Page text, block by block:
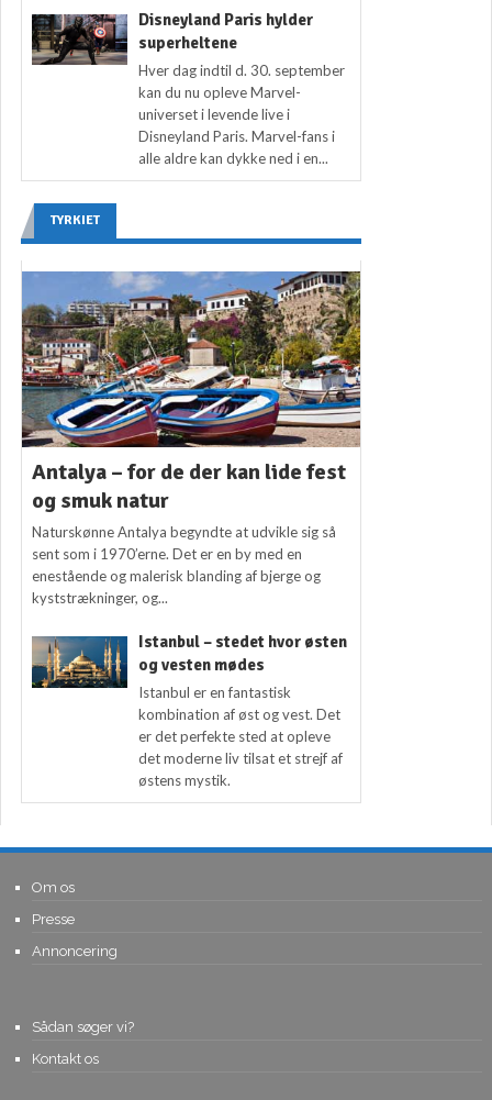
Disneyland Paris hylder
superheltene
Hver dag indtil d. 30. september
kan du nu opleve Marvel-
universet i levende live i
Disneyland Paris. Marvel-fans i
alle aldre kan dykke ned i en...
TYRKIET
Antalya – for de der kan lide fest
og smuk natur
Naturskønne Antalya begyndte at udvikle sig så
sent som i 1970’erne. Det er en by med en
enestående og malerisk blanding af bjerge og
kyststrækninger, og...
Istanbul – stedet hvor østen
og vesten mødes
Istanbul er en fantastisk
kombination af øst og vest. Det
er det perfekte sted at opleve
det moderne liv tilsat et strejf af
østens mystik.
Om os
Presse
Annoncering
Sådan søger vi?
Kontakt os